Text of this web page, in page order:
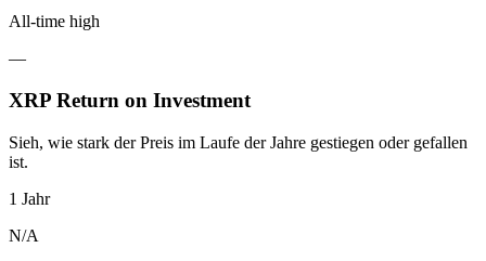
All-time high
—
XRP Return on Investment
Sieh, wie stark der Preis im Laufe der Jahre gestiegen oder gefallen
ist.
1 Jahr
N/A